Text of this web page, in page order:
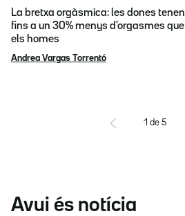
La bretxa orgàsmica: les dones tenen
fins a un 30% menys d'orgasmes que
els homes
Andrea Vargas Torrentó
1 de 5
Avui és notícia